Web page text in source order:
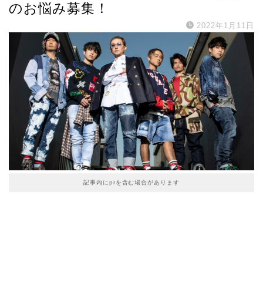
のお悩み募集！
2022年1月11日
記事内にprを含む場合があります